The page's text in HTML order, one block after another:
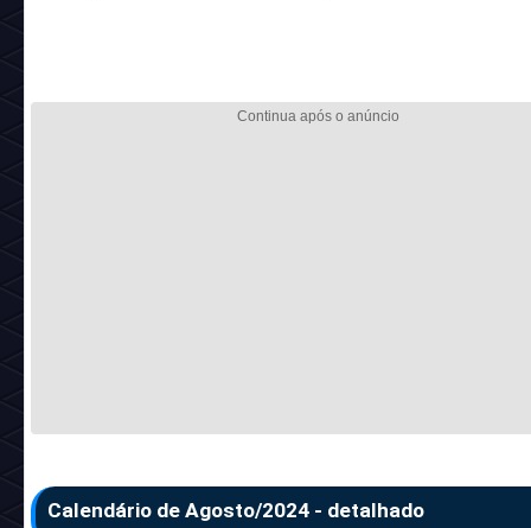
Calendário de Agosto/2024 - detalhado